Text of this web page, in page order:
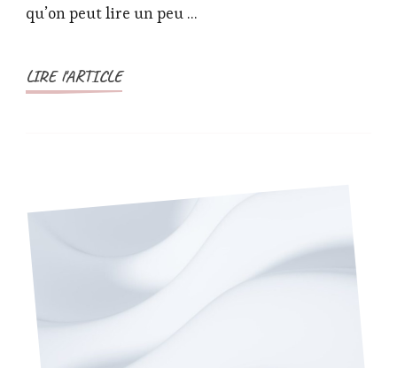
qu’on peut lire un peu …
LIRE l'ARTICLE